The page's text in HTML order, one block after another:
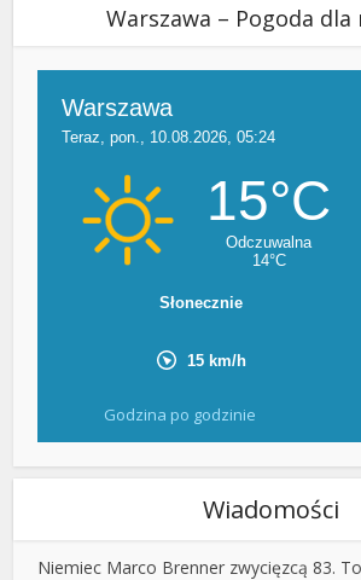
Warszawa – Pogoda
Godzina po godzinie
Wiadomości
Niemiec Marco Brenner zwycięzcą 83.